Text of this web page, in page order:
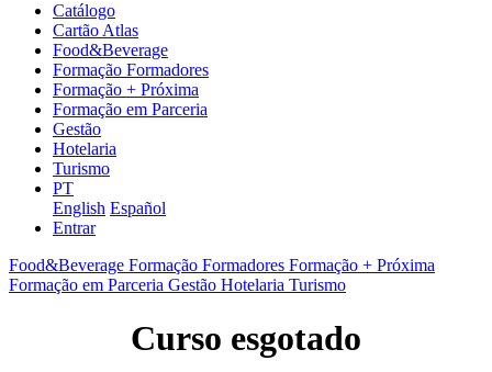
Catálogo
Cartão Atlas
Food&Beverage
Formação Formadores
Formação + Próxima
Formação em Parceria
Gestão
Hotelaria
Turismo
PT
English Español
Entrar
Food&Beverage Formação Formadores Formação + Próxima
Formação em Parceria Gestão Hotelaria Turismo
Curso esgotado